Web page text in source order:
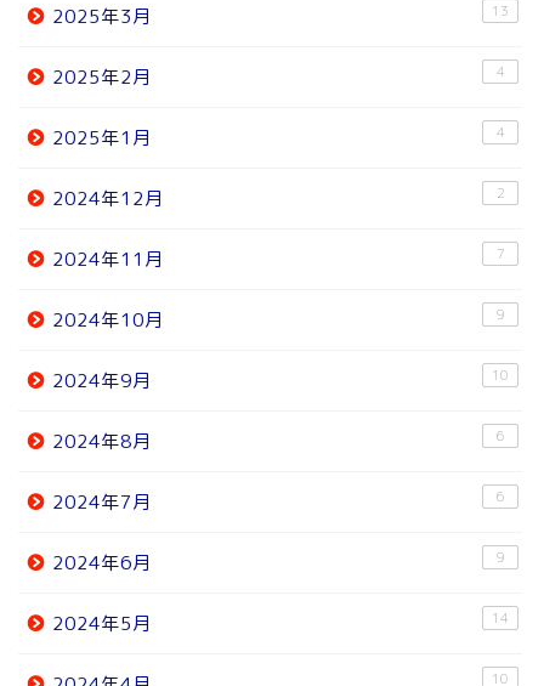
2025年3月 13
2025年2月 4
2025年1月 4
2024年12月 2
2024年11月 7
2024年10月 9
2024年9月 10
2024年8月 6
2024年7月 6
2024年6月 9
2024年5月 14
10